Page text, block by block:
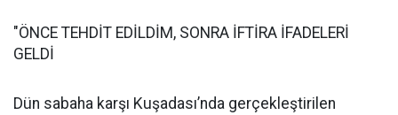
"ÖNCE TEHDİT EDİLDİM, SONRA İFTİRA İFADELERİ
GELDİ
Dün sabaha karşı Kuşadası’nda gerçekleştirilen